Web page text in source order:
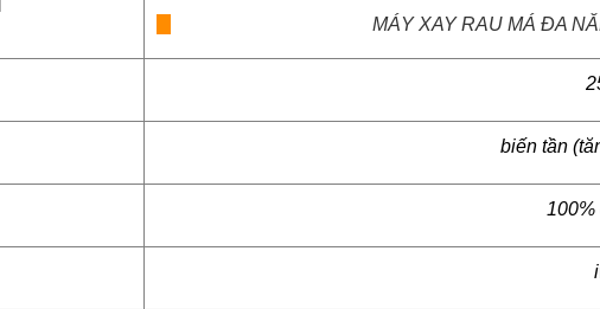
MÁY XAY RAU MÁ ĐA
biến tần
100%
i